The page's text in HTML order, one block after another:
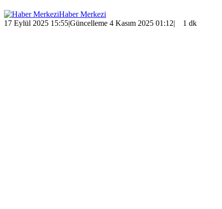
Haber Merkezi
17 Eylül 2025 15:55|Güncelleme 4 Kasım 2025 01:12| 1 dk